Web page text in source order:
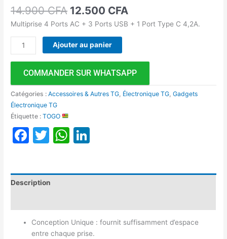
14.900CFA 12.500 CFA
Multiprise 4 Ports AC + 3 Ports USB + 1 Port Type C 4,2A.
Ajouter au panier
COMMANDER SUR WHATSAPP
Catégories :Accessoires & Autres TG Électronique TG ,Gadgets
Électronique TG
Étiquette :TOGO
Facebook
TwitterWhatsApp
Description
Conception Unique : fournit suffisamment d’espace
entre chaque prise.